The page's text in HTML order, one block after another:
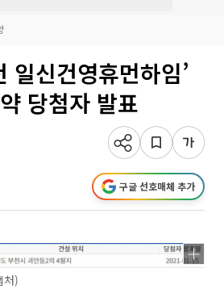
일신건영휴먼하임’
당첨자 발표
구글 선호매체 추가
처)